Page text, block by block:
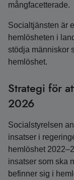
mångfacetterade.
Socialtjänsten är
hemlösheten i
stödja människor
hemlöshet.
Strategi för
2026
Socialstyrelsen
insatser i
hemlöshet
insatser som ska
befinner sig i